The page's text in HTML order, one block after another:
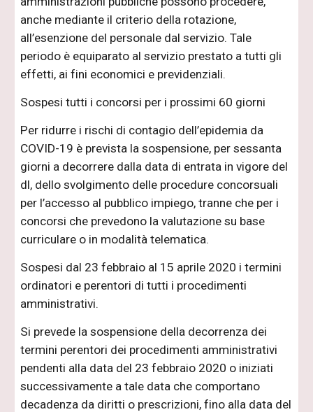
anche mediante il criterio della rotazione,
all’esenzione del personale dal servizio. Tale
periodo è equiparato al servizio prestato a tutti gli
effetti, ai fini economici e previdenziali.
Sospesi tutti i concorsi per i prossimi 60 giorni
Per ridurre i rischi di contagio dell’epidemia da
COVID-19 è prevista la sospensione, per sessanta
giorni a decorrere dalla data di entrata in vigore del
dl, dello svolgimento delle procedure concorsuali
per l’accesso al pubblico impiego, tranne che per i
concorsi che prevedono la valutazione su base
curriculare o in modalità telematica.
Sospesi dal 23 febbraio al 15 aprile 2020 i termini
ordinatori e perentori di tutti i procedimenti
amministrativi.
Si prevede la sospensione della decorrenza dei
termini perentori dei procedimenti amministrativi
pendenti alla data del 23 febbraio 2020 o iniziati
successivamente a tale data che comportano
decadenza da diritti o prescrizioni, fino alla data del